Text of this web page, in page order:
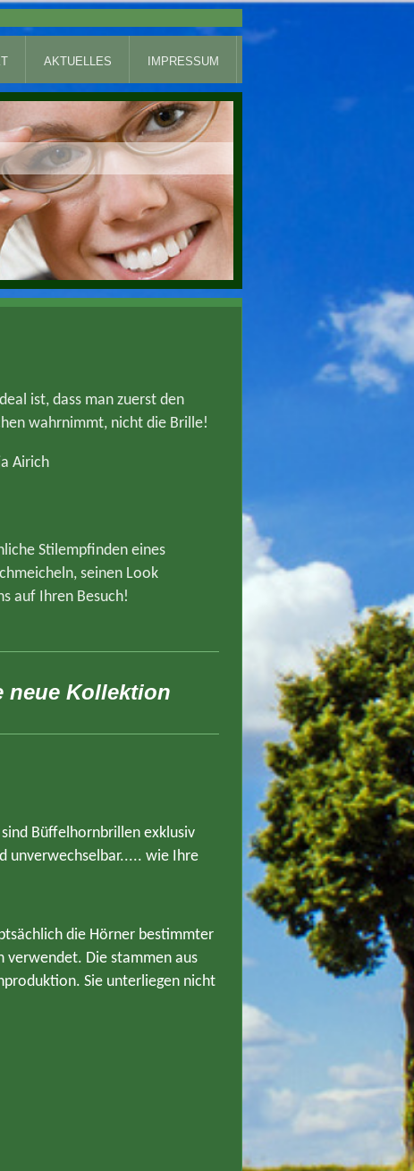
AKTUELLES IMPRESSUM
ist, dass man zuerst den
wahrnimmt, nicht die Brille!
Airich
Stilempfinden eines
seinen Look
auf Ihren Besuch!
neue Kollektion
Büffelhornbrillen exklusiv
unverwechselbar..... wie Ihre
die Hörner bestimmter
verwendet. Die stammen aus
Sie unterliegen nicht